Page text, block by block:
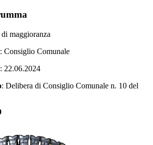
maggioranza
: Consiglio Comunale
: 22.06.2024
: Delibera di Consiglio Comunale n. 10 del